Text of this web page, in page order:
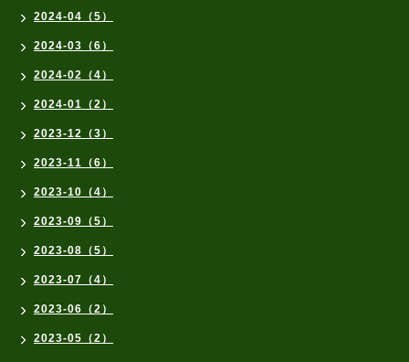
2024-04（5）
2024-03（6）
2024-02（4）
2024-01（2）
2023-12（3）
2023-11（6）
2023-10（4）
2023-09（5）
2023-08（5）
2023-07（4）
2023-06（2）
2023-05（2）